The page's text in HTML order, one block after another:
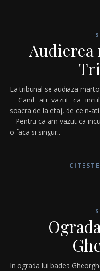
La tribunal se audiaza
– Cand ati vazut ca
soacra de la etaj, de ce n-
– Pentru ca am vazut ca
o faca si singur..
In ograda lui badea